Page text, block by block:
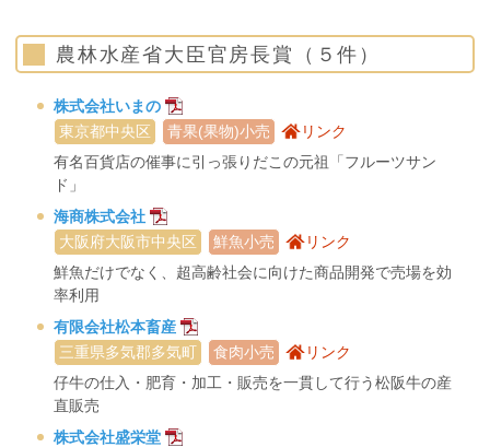
農林水産省大臣官房長賞（５件）
株式会社いまの
東京都中央区
青果(果物)小売
リンク
有名百貨店の催事に引っ張りだこの元祖「フルーツサン
ド」
海商株式会社
大阪府大阪市中央区
鮮魚小売
リンク
鮮魚だけでなく、超高齢社会に向けた商品開発で売場を効
率利用
有限会社松本畜産
三重県多気郡多気町
食肉小売
リンク
仔牛の仕入・肥育・加工・販売を一貫して行う松阪牛の産
直販売
株式会社盛栄堂